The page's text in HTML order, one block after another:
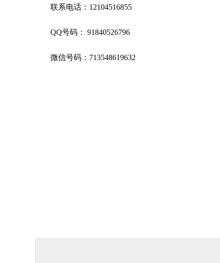
联系电话：12104516855
QQ号码： 91840526796
微信号码：713548619632